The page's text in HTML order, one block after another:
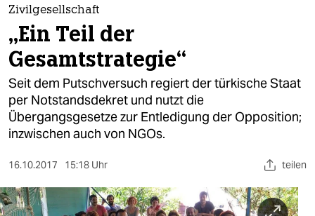
themen
politik
öko
gesellschaft
kultur
sport
berlin
Zivilgesellschaft
„Ein Teil der
Gesamtstrategie“
Seit dem Putschversuch regiert der türkische Staat
per Notstandsdekret und nutzt die
Übergangsgesetze zur Entledigung der Opposition;
inzwischen auch von NGOs.
16.10.2017 15:18 Uhr teilen